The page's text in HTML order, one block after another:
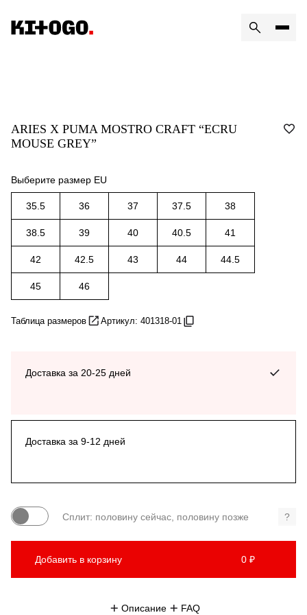
ARIES X PUMA MOSTRO CRAFT “ECRU
MOUSE GREY”
Выберите размер EU
35.5 36 37 37.5 38
38.5 39 40 40.5 41
42 42.5 43 44 44.5
45 46
Таблица размеров Артикул: 401318-01
Доставка за 20-25 дней
Доставка за 9-12 дней
Сплит: половину сейчас, половину позже ?
Добавить в корзину 0 ₽
Описание FAQ